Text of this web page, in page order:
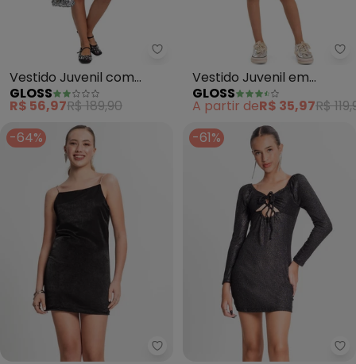
Gloss - Vestido Juvenil com
Vestido Juvenil com
Alças (Preto)
GLOSS
R$ 56,97R$ 189,90
Vestido Juvenil em
Cotton (Preto)
GLOSS
A partir deR$ 35,97R$
-64%
Minty - Vestido Juvenil em
-61%